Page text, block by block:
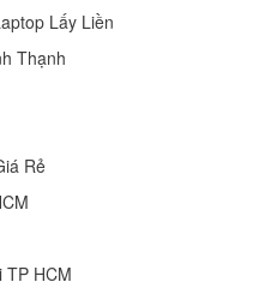
Lấy Liền
Thạnh
Rẻ
TP HCM